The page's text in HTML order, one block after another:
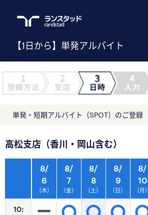
【1日から】単発アルバイト
単発・短期アルバイト（SPOT）のご登録
高松支店（香川・岡山含む）
10:
8/
6
（木）
8/
7
（金）
8/
8
（土）
8/
9
（日）
8/
10
（月）